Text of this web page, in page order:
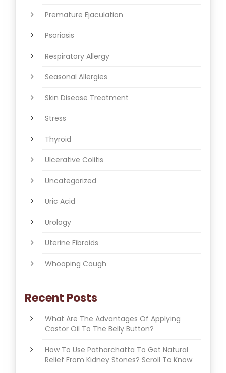
Premature Ejaculation
Psoriasis
Respiratory Allergy
Seasonal Allergies
Skin Disease Treatment
Stress
Thyroid
Ulcerative Colitis
Uncategorized
Uric Acid
Urology
Uterine Fibroids
Whooping Cough
Recent Posts
What Are The Advantages Of Applying
Castor Oil To The Belly Button?
How To Use Patharchatta To Get Natural
Relief From Kidney Stones? Scroll To Know